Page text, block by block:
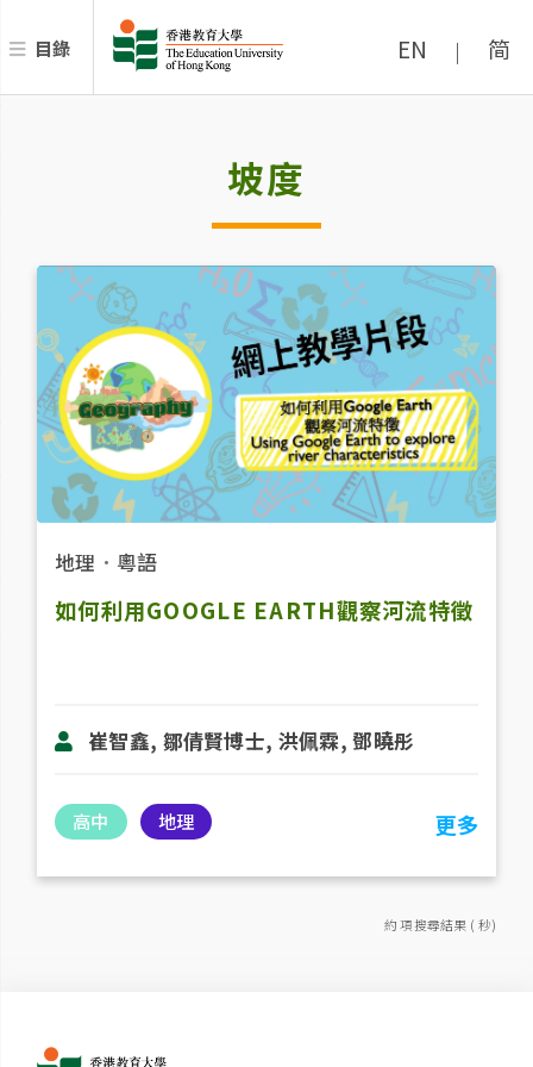
目錄 EN | 简
坡度
地理 ． 粵語
如何利用GOOGLE EARTH觀察河流特徵
崔智鑫, 鄒倩賢博士, 洪佩霖, 鄧曉彤
高中 地理 更多
約 項搜尋結果 ( 秒)